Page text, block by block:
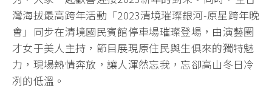
灣海拔最高跨年活動「2023清境璀璨銀河-原星跨年晚
會」同步在清境國民賓館停車場璀璨登場，由演藝圈
才女于美人主持，節目展現原住民與生俱來的獨特魅
力，現場熱情奔放，讓人渾然忘我，忘卻高山冬日冷
冽的低溫。